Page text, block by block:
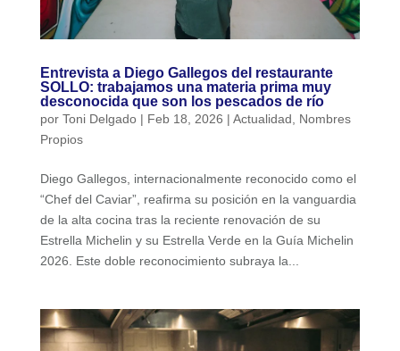
Entrevista a Diego Gallegos del restaurante
SOLLO: trabajamos una materia prima muy
desconocida que son los pescados de río
por Toni Delgado| Feb 18, 2026 | Actualidad, Nombres
Propios
Diego Gallegos, internacionalmente reconocido como el
“Chef del Caviar”, reafirma su posición en la vanguardia
de la alta cocina tras la reciente renovación de su
Estrella Michelin y su Estrella Verde en la Guía Michelin
2026. Este doble reconocimiento subraya la...